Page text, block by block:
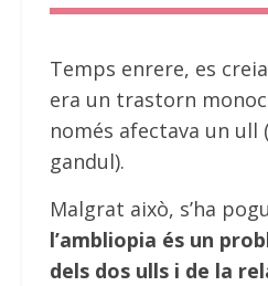
Temps enrere, es
era un trastorn
només afectava un ull
gandul).
Malgrat això, s’ha
l’ambliopia és un
dels dos ulls i de la